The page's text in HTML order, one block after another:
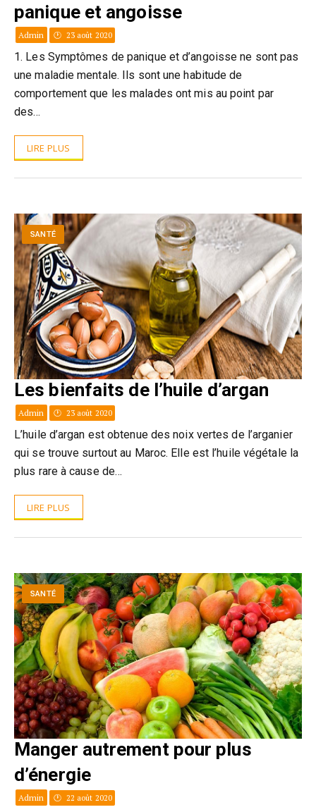
panique et angoisse
Admin 23 août 2020
1. Les Symptômes de panique et d’angoisse ne sont pas
une maladie mentale. Ils sont une habitude de
comportement que les malades ont mis au point par
des…
LIRE PLUS
SANTÉ
Les bienfaits de l’huile d’argan
Admin 23 août 2020
L’huile d’argan est obtenue des noix vertes de l’arganier
qui se trouve surtout au Maroc. Elle est l’huile végétale la
plus rare à cause de…
LIRE PLUS
SANTÉ
Manger autrement pour plus
d’énergie
Admin 22 août 2020